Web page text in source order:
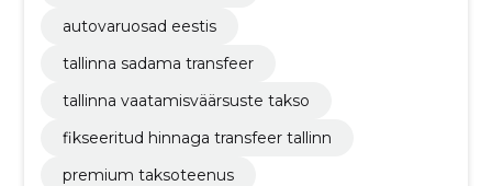
autovaruosad eestis
tallinna sadama transfeer
tallinna vaatamisväärsuste takso
fikseeritud hinnaga transfeer tallinn
premium taksoteenus